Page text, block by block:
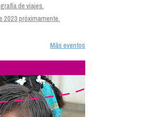
de viajes.
2023 próximamente.
Más eventos